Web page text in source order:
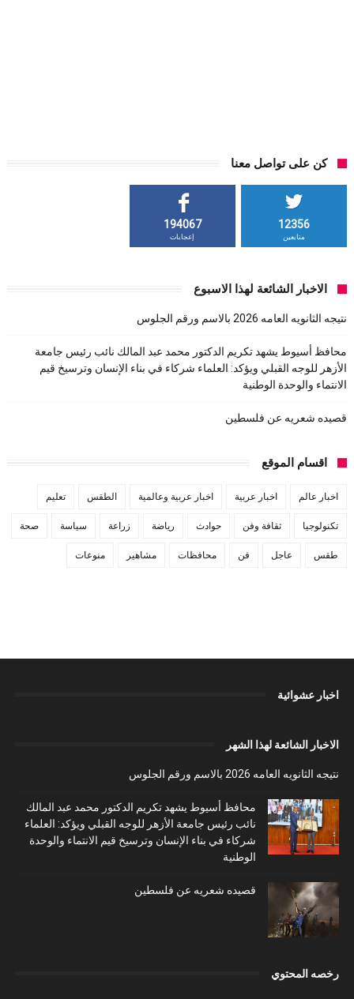
كن على تواصل معنا
12356
متابعين
194067
إعجابات
الاخبار الشائعة لهذا الاسبوع
نتيجه الثانويه العامه 2026 بالاسم ورقم الجلوس
محافظ أسيوط يشهد تكريم الدكتور محمد عبد المالك نائب رئيس جامعة
الأزهر للوجه القبلي ويؤكد: العلماء شركاء في بناء الإنسان وترسيخ قيم
الانتماء والوحدة الوطنية
قصيده شعريه عن فلسطين
اقسام الموقع
اخبار عالم اخبار عربية اخبار عربية وعالمية الطقس تعليم
تكنولوجيا ثقافة وفن حوادث رياضة زراعة سياسة صحة
طقس عاجل فن محافظات مشاهير منوعات
اخبار عشوائية
الاخبار الشائعة لهذا الشهر
نتيجه الثانويه العامه 2026 بالاسم ورقم الجلوس
محافظ أسيوط يشهد تكريم الدكتور محمد عبد المالك
نائب رئيس جامعة الأزهر للوجه القبلي ويؤكد: العلماء
شركاء في بناء الإنسان وترسيخ قيم الانتماء والوحدة
الوطنية
قصيده شعريه عن فلسطين
رخصه المحتوي